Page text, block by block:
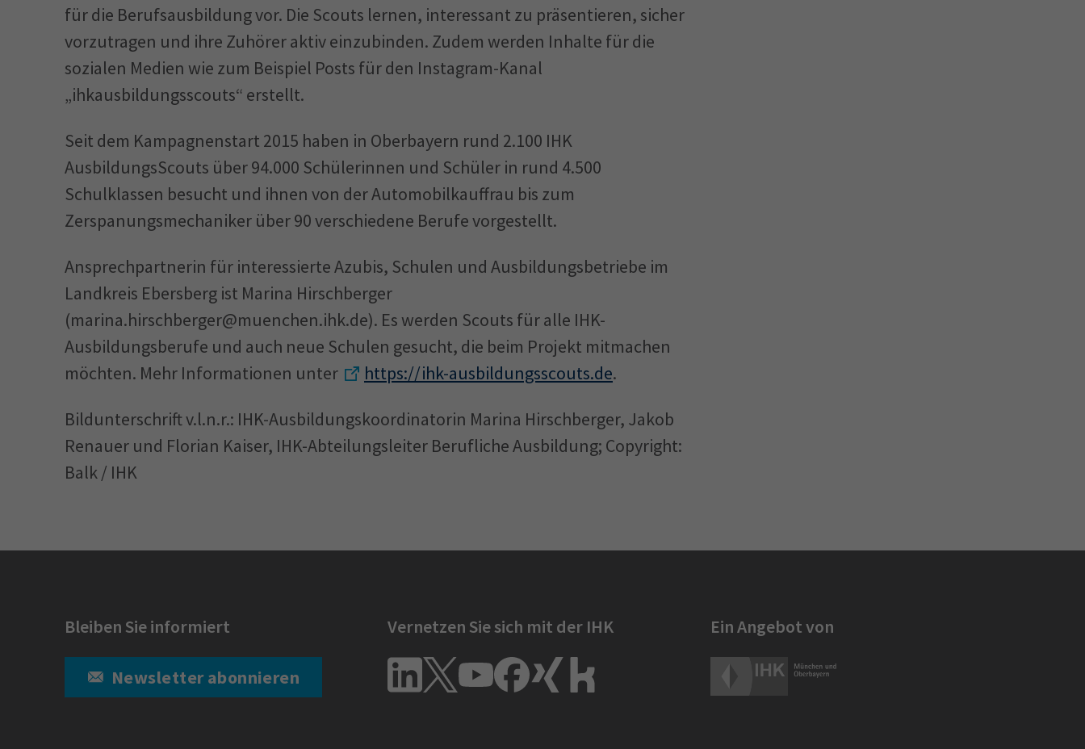
für die Berufsausbildung vor. Die Scouts lernen, interessant zu präsentieren, sicher
vorzutragen und ihre Zuhörer aktiv einzubinden. Zudem werden Inhalte für die
sozialen Medien wie zum Beispiel Posts für den Instagram-Kanal
„ihkausbildungsscouts“ erstellt.
Seit dem Kampagnenstart 2015 haben in Oberbayern rund 2.100 IHK
AusbildungsScouts über 94.000 Schülerinnen und Schüler in rund 4.500
Schulklassen besucht und ihnen von der Automobilkauffrau bis zum
Zerspanungsmechaniker über 90 verschiedene Berufe vorgestellt.
Ansprechpartnerin für interessierte Azubis, Schulen und Ausbildungsbetriebe im
Landkreis Ebersberg ist Marina Hirschberger
(marina.hirschberger@muenchen.ihk.de). Es werden Scouts für alle IHK-
Ausbildungsberufe und auch neue Schulen gesucht, die beim Projekt mitmachen
möchten. Mehr Informationen unter
https://ihk-ausbildungsscouts.de.
Bildunterschrift v.l.n.r.: IHK-Ausbildungskoordinatorin Marina Hirschberger, Jakob
Renauer und Florian Kaiser, IHK-Abteilungsleiter Berufliche Ausbildung; Copyright:
Balk / IHK
Bleiben Sie informiert
Newsletter abonnieren
Vernetzen Sie sich mit der IHK Ein Angebot von